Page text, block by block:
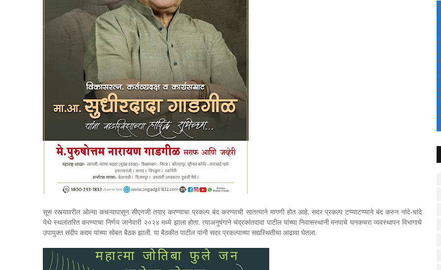
सूस रस्त्यावरील ओल्या कचऱ्यापासून सीएनजी तयार करण्याचा प्रकल्प बंद करण्याची सातत्याने मागणी होत आहे. सदर प्रकल्प टप्प्याटप्प्याने बंद करुन नांदे-चांदे
येथे स्थलांतरित करण्याचा निर्णय जानेवारी २०२४ मध्ये झाला होता. त्याअनुषंगाने चंद्रकांतदादा पाटील यांच्या निवासस्थानी मनपाचे घनकचरा व्यवस्थापन विभागाचे
उपायुक्त संदीप कदम यांच्या सोबत बैठक झाली. या बैठकीत पाटील यांनी सदर प्रकल्पाच्या सद्यस्थितीचा आढावा घेतला.
+
°
C
+
+